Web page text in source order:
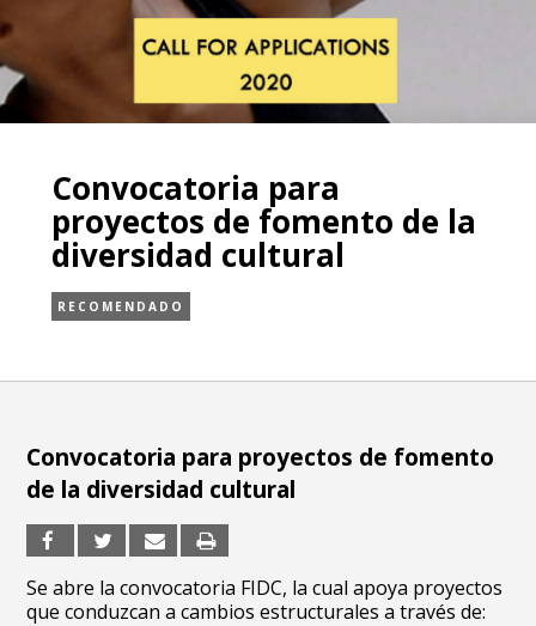
Convocatoria para
proyectos de fomento de la
diversidad cultural
RECOMENDADO
Convocatoria para proyectos de fomento
de la diversidad cultural
Se abre la convocatoria FIDC, la cual apoya proyectos
que conduzcan a cambios estructurales a través de: